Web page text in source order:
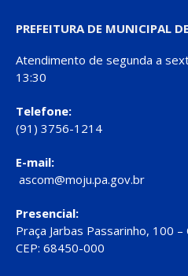
PREFEITURA DE MUNICIPAL
Atendimento de segunda a
13:30
Telefone:
(91) 3756-1214
E-mail:
ascom@moju.pa.gov.br
Presencial:
Praça Jarbas Passarinho, 100
CEP: 68450-000